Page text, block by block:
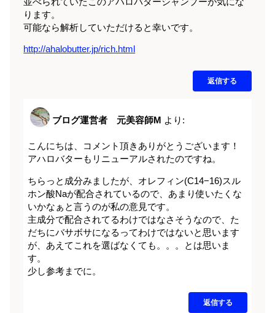
ります。
可能なら解析していただけると幸いです。
http://ahalobutter.jp/rich.html
返信する
ブログ運営者 元美容師M より:
こんにちは、コメント頂きありがとうございます！
アハロバターもリニューアルされたのですね。
ちらっと成分みましたが、オレフィン(C14−16)スル
ホン酸Naが配合されているので、あまり使いたくな
いかなぁと言うのが私の意見です。
主成分で配合されてるわけではなさそうなので、た
だちにバサボサになるってわけではないと思います
が、あえてこれを選ばなくても。。。とは思いま
す。
少し参考までに。
返信する